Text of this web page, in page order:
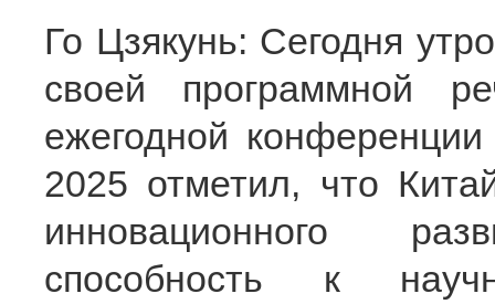
Го Цзякунь: Сегодня
своей программной
ежегодной
2025 отметил, что
инновационного
способность к